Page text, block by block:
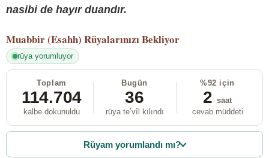
nasibi de hayır duandır.
Muabbir (Esahh) Rüyalarınızı Bekliyor
rüya yorumluyor
Toplam
114.704
kalbe dokunuldu
Bugün
36
rüya te’vîl kılındı
%92 için
2 saat
cevab müddeti
Rüyam yorumlandı mı?